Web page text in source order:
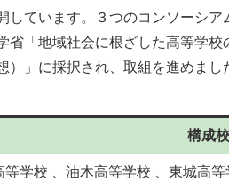
しています。３つのコンソーシ
省「地域社会に根ざした高等学
）」に採択され、取組を進めまし
構成校
等学校 、油木高等学校 、東城高